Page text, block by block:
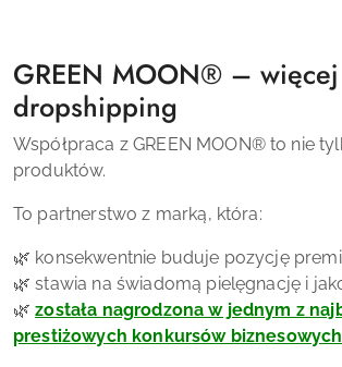
GREEN MOON® –
dropshipping
Współpraca z GREEN MOON® to nie
produktów.
To partnerstwo z marką, która:
🌿 konsekwentnie buduje pozycję
🌿 stawia na świadomą pielęgnację i
🌿została nagrodzona w jednym z
prestiżowych konkursów